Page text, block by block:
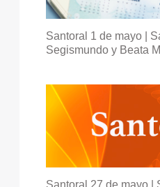
Santoral 1 de mayo |
Segismundo y Beata
Santoral 27 de mayo |